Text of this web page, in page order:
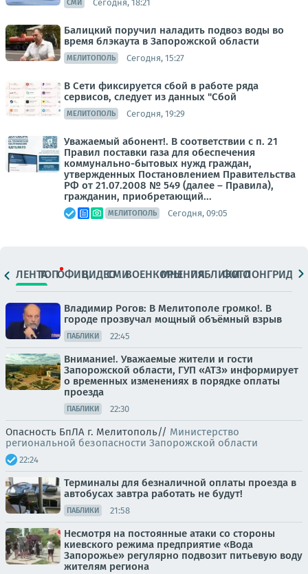
СМИ Сегодня, 18:21
Балицкий поручил наладить подвоз воды во
время блэкаута в Запорожской области
МЕЛИТОПОЛЬ Сегодня, 15:27
В Сети фиксируется сбой в работе ряда
сервисов, следует из данных "Сбой
МЕЛИТОПОЛЬ Сегодня, 19:29
Уважаемый абонент!. В соответствии с п. 21
Правил поставки газа для обеспечения
коммунально-бытовых нужд граждан,
утвержденных Постановлением Правительства
РФ от 21.07.2008 № 549 (далее – Правила),
гражданин, приобретающий...
МЕЛИТОПОЛЬ Сегодня, 09:05
ЛЕНТАТОПОФИЦ.ВИДЕОСМИВОЕНКОРЫМНЕНИЯПАБЛИКИ
ФОТОЛОНГРИДЫ
Владимир Рогов: В Мелитополе громко!. В
городе прозвучал мощный объёмный взрыв
ПАБЛИКИ 22:45
Внимание!. Уважаемые жители и гости
Запорожской области, ГУП «АТЗ» информирует
о временных изменениях в порядке оплаты
проезда
ПАБЛИКИ 22:30
Опасность БпЛА г. Мелитополь// Министерство
региональной безопасности Запорожской области
22:24
Терминалы для безналичной оплаты проезда в
автобусах завтра работать не будут!
ПАБЛИКИ 21:58
Несмотря на постоянные атаки со стороны
киевского режима предприятие «Вода
Запорожье» регулярно подвозит питьевую воду
жителям региона